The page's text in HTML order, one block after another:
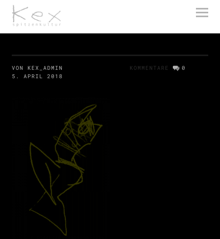
kex spitzenkultur
VON KEX_ADMIN
5. APRIL 2018
KOMMENTARE 0